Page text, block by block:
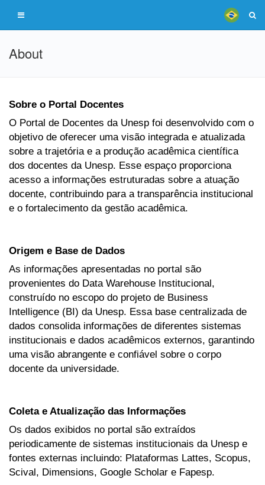
About
Sobre o Portal Docentes
O Portal de Docentes da Unesp foi desenvolvido com o
objetivo de oferecer uma visão integrada e atualizada
sobre a trajetória e a produção acadêmica científica
dos docentes da Unesp. Esse espaço proporciona
acesso a informações estruturadas sobre a atuação
docente, contribuindo para a transparência institucional
e o fortalecimento da gestão acadêmica.
Origem e Base de Dados
As informações apresentadas no portal são
provenientes do Data Warehouse Institucional,
construído no escopo do projeto de Business
Intelligence (BI) da Unesp. Essa base centralizada de
dados consolida informações de diferentes sistemas
institucionais e dados acadêmicos externos, garantindo
uma visão abrangente e confiável sobre o corpo
docente da universidade.
Coleta e Atualização das Informações
Os dados exibidos no portal são extraídos
periodicamente de sistemas institucionais da Unesp e
fontes externas incluindo: Plataformas Lattes, Scopus,
Scival, Dimensions, Google Scholar e Fapesp.